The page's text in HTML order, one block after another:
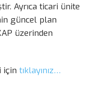
Ayrıca ticari ünite
güncel plan
üzerinden
için tıklayınız…